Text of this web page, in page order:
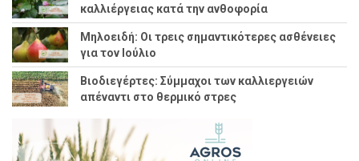
καλλιέργειας κατά την ανθοφορία
Μηλοειδή: Οι τρεις σημαντικότερες ασθένειες
για τον Ιούλιο
Βιοδιεγέρτες: Σύμμαχοι των καλλιεργειών
απέναντι στο θερμικό στρες